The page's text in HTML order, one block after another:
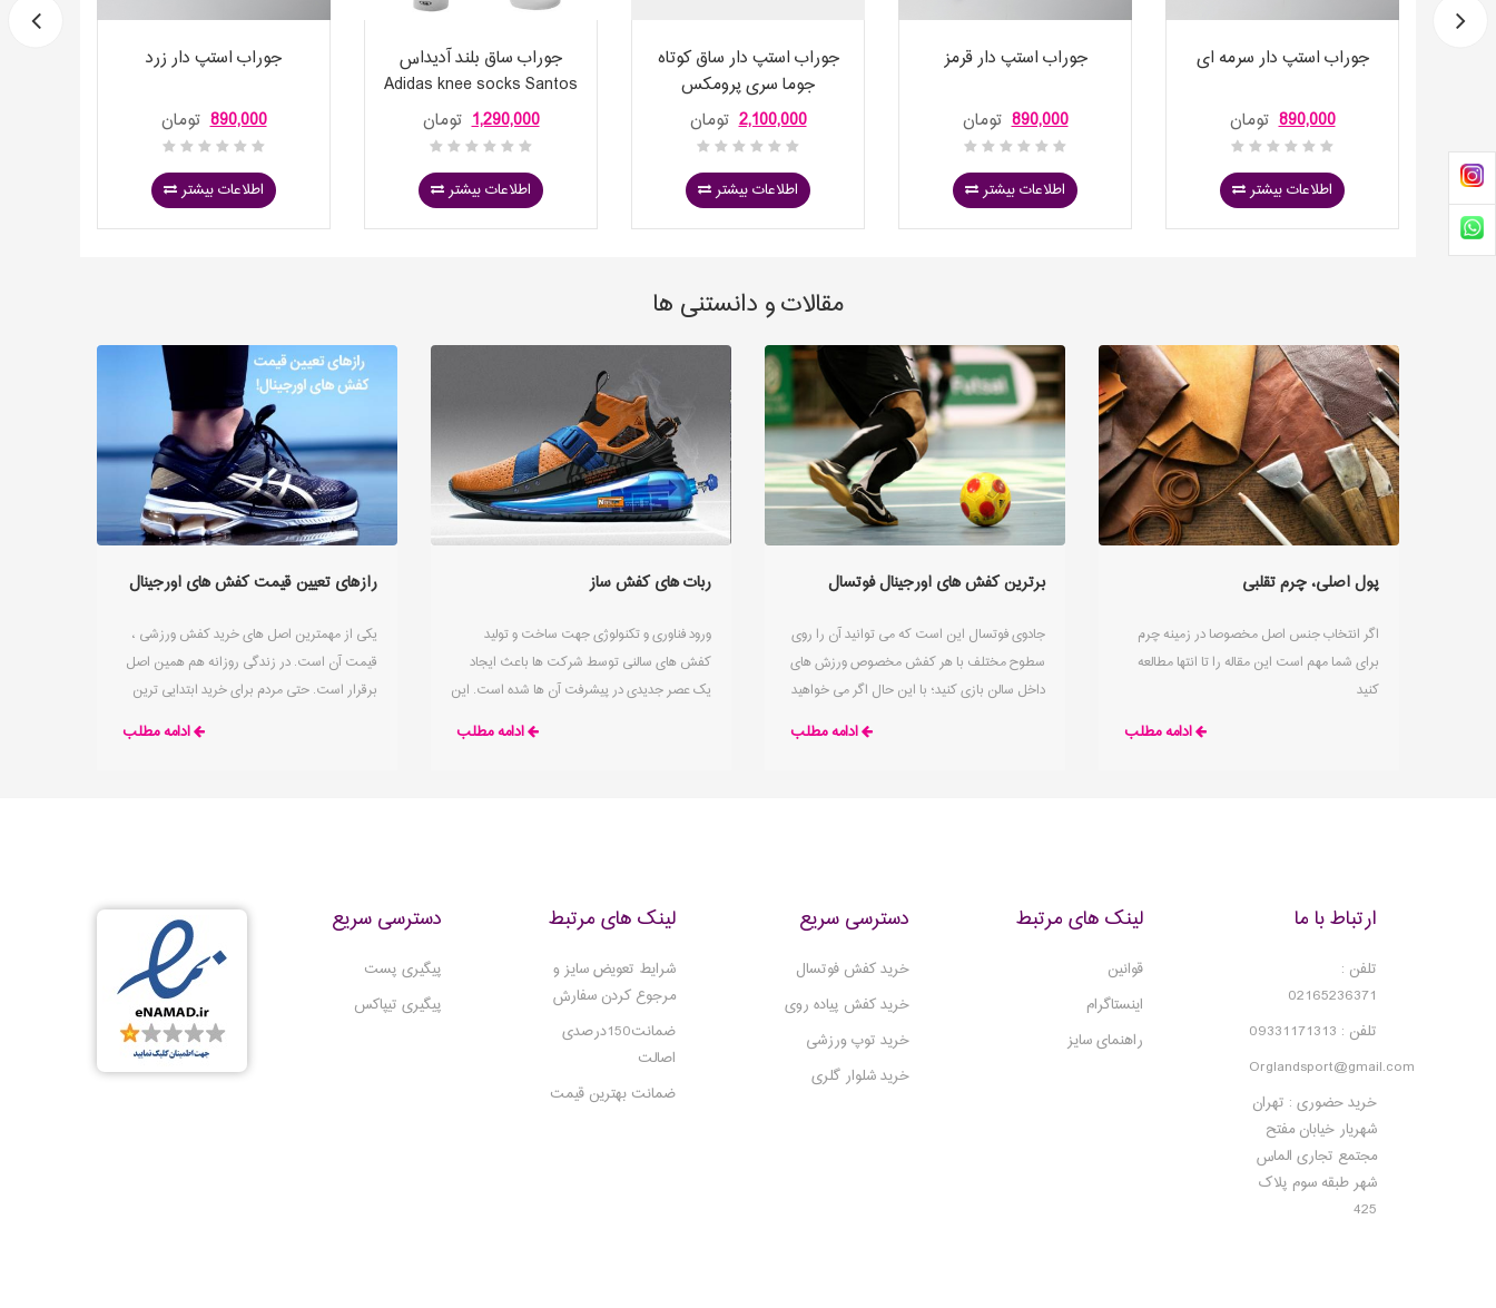
جوراب استپ دار زرد
تومان 890,000
اطلاعات بیشتر
جوراب ساق بلند آدیداس
Adidas knee socks Santos
18 تومان 1,290,000
اطلاعات بیشتر
جوراب استپ دار ساق کوتاه
جوما سری پرومکس
تومان 2,100,000
اطلاعات بیشتر
جوراب استپ دار قرمز
تومان 890,000
اطلاعات بیشتر
جوراب استپ دار سرمه ای
تومان 890,000
اطلاعات بیشتر
مقالات و دانستنی ها
پول اصلی، چرم تقلبی
اگر انتخاب جنس اصل مخصوصا در زمینه چرم
برای شما مهم است این مقاله را تا انتها مطالعه
کنید
ادامه مطلب
برترین کفش های اورجینال فوتسال
جادوی فوتسال این است که می توانید آن را روی
سطوح مختلف با هر کفش مخصوص ورزش های
داخل سالن بازی کنید؛ با این حال اگر می خواهید
نیاز دارید که منحصراً برای این ورزش ساخته شده
ادامه مطلب
ربات های کفش ساز
ورود فناوری و تکنولوژی جهت ساخت و تولید
کفش های سالنی توسط شرکت ها باعث ایجاد
یک عصر جدیدی در پیشرفت آن ها شده است. این
ادامه مطلب
رازهای تعیین قیمت کفش های اورجینال
یکی از مهمترین اصل های خرید کفش ورزشی ،
قیمت آن است. در زندگی روزانه هم همین اصل
برقرار است. حتی مردم برای خرید ابتدایی ترین
سیاست شرکت های تولیدی همیشه بر این اصل
ادامه مطلب
دسترسی سریع
پیگیری پست
پیگیری تیپاکس
لینک های مرتبط
شرایط تعویض سایز و
مرجوع کردن سفارش
ضمانت150درصدی
اصالت
ضمانت بهترین قیمت
دسترسی سریع
خرید کفش فوتسال
خرید کفش پیاده روی
خرید توپ ورزشی
خرید شلوار گلری
لینک های مرتبط
قوانین
اینستاگرام
راهنمای سایز
ارتباط با ما
تلفن :
02165236371
تلفن : 09331171313
Orglandsport@gmail.com
خرید حضوری : تهران
شهریار خیابان مفتح
مجتمع تجاری الماس
شهر طبقه سوم پلاک
425